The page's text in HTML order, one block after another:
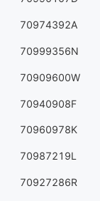
70974392A
70999356N
70909600W
70940908F
70960978K
70987219L
70927286R